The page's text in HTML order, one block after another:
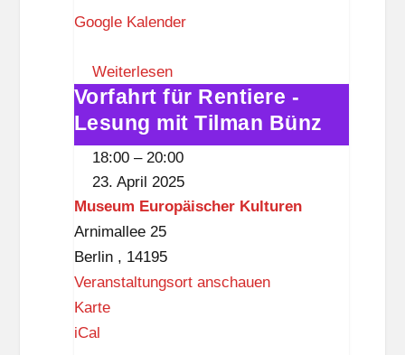
n
s
e
e
b
a
h
n
e
.
V
g
r
t
r
e
f
p
u
n
k
Google Kalender
Weiterlesen
Vorfahrt
für
Rentiere
Vorfahrt für Rentiere -
Lesung mit Tilman Bünz
18:00 – 20:00
23. April 2025
Museum Europäischer Kulturen
Arnimallee 25
Berlin , 14195
Veranstaltungsort anschauen
KarteM
iCal